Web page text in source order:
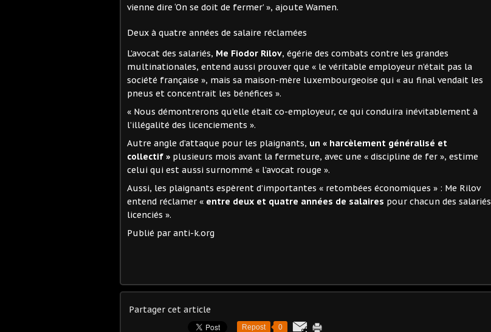
vienne dire ‘On se doit de fermer’ », ajoute Wamen.
Deux à quatre années de salaire réclamées
L’avocat des salariés, Me Fiodor Rilov, égérie des combats contre les grandes
multinationales, entend aussi prouver que « le véritable employeur n’était pas la
société française », mais sa maison-mère luxembourgeoise qui « au final vendait les
pneus et concentrait les bénéfices ».
« Nous démontrerons qu’elle était co-employeur, ce qui conduira inévitablement à
l’illégalité des licenciements ».
Autre angle d’attaque pour les plaignants, un « harcèlement généralisé et
collectif » plusieurs mois avant la fermeture, avec une « discipline de fer », estime
celui qui est aussi surnommé « l’avocat rouge ».
Aussi, les plaignants espèrent d’importantes « retombées économiques » : Me Rilov
entend réclamer « entre deux et quatre années de salaires pour chacun des salariés
licenciés ».
Publié par anti-k.org
Partager cet article
Repost 0